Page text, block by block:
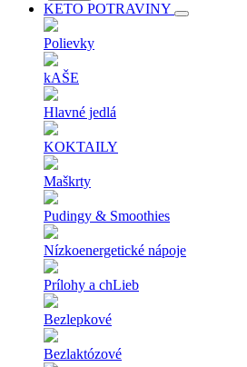
KETO POTRAVINY
Polievky
kAŠE
Hlavné jedlá
KOKTAILY
Maškrty
Pudingy & Smoothies
Nízkoenergetické nápoje
Prílohy a chLieb
Bezlepkové
Bezlaktózové